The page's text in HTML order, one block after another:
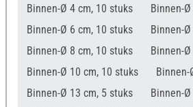
Binnen-Ø 4 cm, 10 stuks
Binnen-
Binnen-Ø 6 cm, 10 stuks
Binnen-
Binnen-Ø 8 cm, 10 stuks
Binnen-
Binnen-Ø 10 cm, 10 stuks
Binnen-Ø 13 cm, 5 stuks
Binnen-